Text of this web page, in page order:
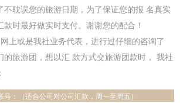
不耽误您的旅游日期，为了保证您的报 名真实
时最好做实时支付。谢谢您的配合！
上或是我社业务代表，进行过仔细的咨询了
的旅游团，想以汇 款方式交旅游团款时， 我社
：（适合公司对公司汇款，周一至周五）